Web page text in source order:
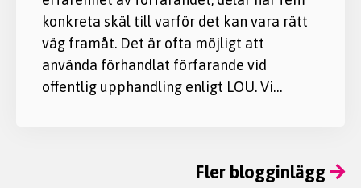
konkreta skäl till varför det kan vara rätt
väg framåt. Det är ofta möjligt att
använda förhandlat förfarande vid
offentlig upphandling enligt LOU. Vi…
Fler blogginlägg